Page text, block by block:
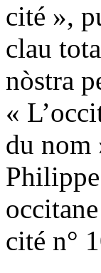
cité »,
clau
nòstra
«
du nom
cité n°